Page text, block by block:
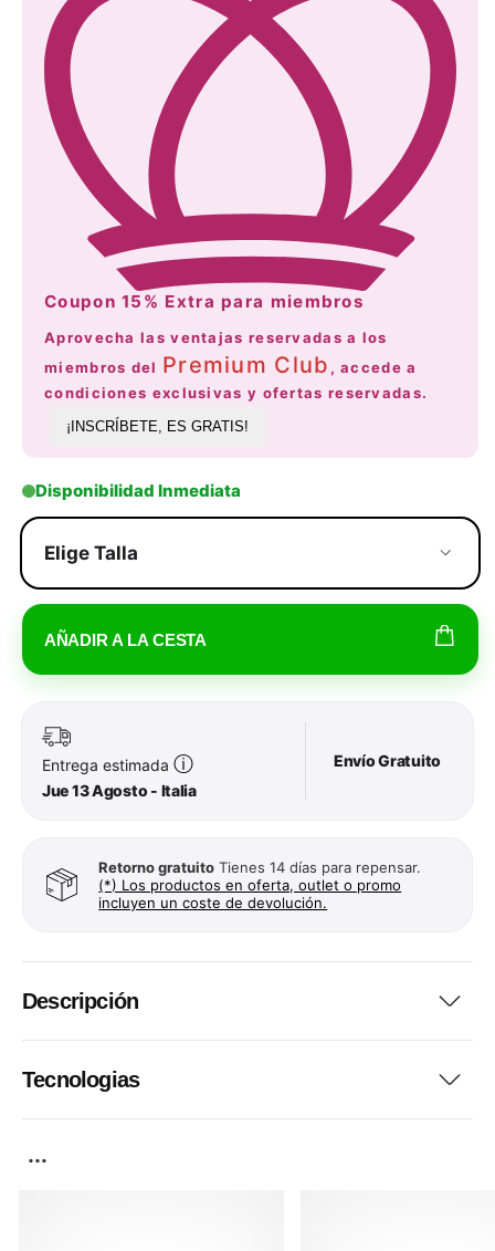
Coupon 15% Extra para miembros
Aprovecha las ventajas reservadas a los
miembros del Premium Club , accede a
condiciones exclusivas y ofertas reservadas.
¡INSCRÍBETE, ES GRATIS!
Disponibilidad Inmediata
Elige Talla
AÑADIR A LA CESTA
Entrega estimada ⓘ
Jue 13 Agosto - Italia
Envío Gratuito
Retorno gratuito Tienes 14 días para repensar.
(*) Los productos en oferta, outlet o promo
incluyen un coste de devolución.
Descripción
Tecnologias
...